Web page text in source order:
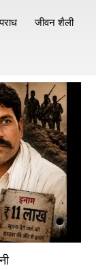
जीवन शैली